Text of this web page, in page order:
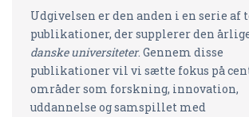
Udgivelsen er den anden i en serie af
publikationer, der supplerer den
danske universiteter. Gennem disse
publikationer vil vi sætte fokus på
områder som forskning, innovation,
uddannelse og samspillet med